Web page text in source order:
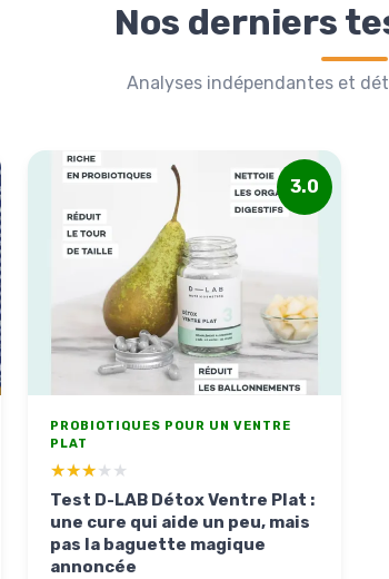
Nos derniers
Analyses indépendantes et
3.0
PROBIOTIQUES POUR UN VENTRE
PLAT
★★★★★
★★★★★
Test D-LAB Détox Ventre Plat :
une cure qui aide un peu, mais
pas la baguette magique
annoncée